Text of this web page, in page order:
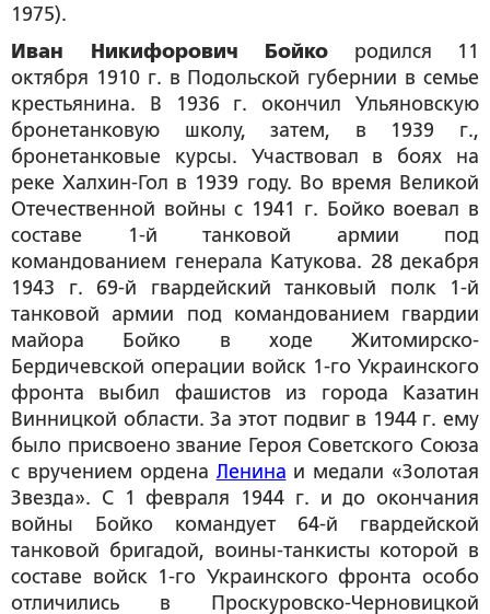
1975).
Иван Никифорович Бойко родился 11
октября 1910 г. в Подольской губернии в семье
крестьянина. В 1936 г. окончил Ульяновскую
бронетанковую школу, затем, в 1939 г.,
бронетанковые курсы. Участвовал в боях на
реке Халхин-Гол в 1939 году. Во время Великой
Отечественной войны с 1941 г. Бойко воевал в
составе 1-й танковой армии под
командованием генерала Катукова. 28 декабря
1943 г. 69-й гвардейский танковый полк 1-й
танковой армии под командованием гвардии
майора Бойко в ходе Житомирско-
Бердичевской операции войск 1-го Украинского
фронта выбил фашистов из города Казатин
Винницкой области. За этот подвиг в 1944 г. ему
было присвоено звание Героя Советского Союза
с вручением ордена Ленина и медали «Золотая
Звезда». С 1 февраля 1944 г. и до окончания
войны Бойко командует 64-й гвардейской
танковой бригадой, воины-танкисты которой в
составе войск 1-го Украинского фронта особо
отличились в Проскуровско-Черновицкой